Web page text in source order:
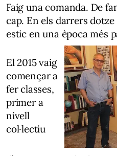
Faig una comanda. De
cap. En els darrers
estic en una època més
El 2015 vaig
començar a
fer classes,
primer a
nivell
col·lectiu